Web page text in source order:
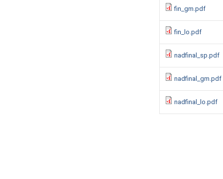
fin_gm.pdf
fin_lo.pdf
nadfinal_sp.pdf
nadfinal_gm.pdf
nadfinal_lo.pdf